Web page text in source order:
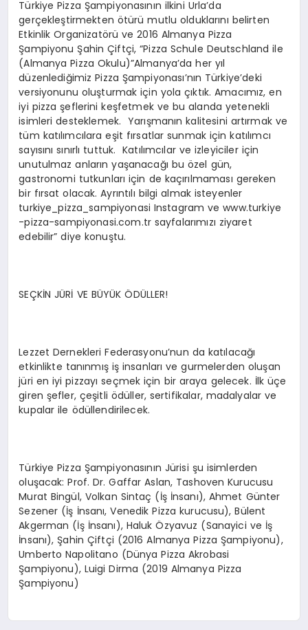
Türkiye Pizza Şampiyonasının ilkini Urla’da
gerçekleştirmekten ötürü mutlu olduklarını belirten
Etkinlik Organizatörü ve 2016 Almanya Pizza
Şampiyonu Şahin Çiftçi, “Pizza Schule Deutschland ile
(Almanya Pizza Okulu)”Almanya’da her yıl
düzenlediğimiz Pizza Şampiyonası’nın Türkiye’deki
versiyonunu oluşturmak için yola çıktık. Amacımız, en
iyi pizza şeflerini keşfetmek ve bu alanda yetenekli
isimleri desteklemek. Yarışmanın kalitesini artırmak ve
tüm katılımcılara eşit fırsatlar sunmak için katılımcı
sayısını sınırlı tuttuk. Katılımcılar ve izleyiciler için
unutulmaz anların yaşanacağı bu özel gün,
gastronomi tutkunları için de kaçırılmaması gereken
bir fırsat olacak. Ayrıntılı bilgi almak isteyenler
turkiye_pizza_sampiyonasi Instagram ve www.turkiye
-pizza-sampiyonasi.com.tr sayfalarımızı ziyaret
edebilir” diye konuştu.
SEÇKİN JÜRİ VE BÜYÜK ÖDÜLLER!
Lezzet Dernekleri Federasyonu’nun da katılacağı
etkinlikte tanınmış iş insanları ve gurmelerden oluşan
jüri en iyi pizzayı seçmek için bir araya gelecek. İlk üçe
giren şefler, çeşitli ödüller, sertifikalar, madalyalar ve
kupalar ile ödüllendirilecek.
Türkiye Pizza Şampiyonasının Jürisi şu isimlerden
oluşacak: Prof. Dr. Gaffar Aslan, Tashoven Kurucusu
Murat Bingül, Volkan Sintaç (İş İnsanı), Ahmet Günter
Sezener (İş İnsanı, Venedik Pizza kurucusu), Bülent
Akgerman (İş İnsanı), Haluk Özyavuz (Sanayici ve İş
İnsanı), Şahin Çiftçi (2016 Almanya Pizza Şampiyonu),
Umberto Napolitano (Dünya Pizza Akrobasi
Şampiyonu), Luigi Dirma (2019 Almanya Pizza
Şampiyonu)